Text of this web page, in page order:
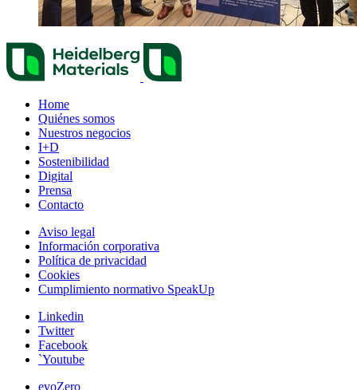
Home
Quiénes somos
Nuestros negocios
I+D
Sostenibilidad
Digital
Prensa
Contacto
Aviso legal
Información corporativa
Política de privacidad
Cookies
Cumplimiento normativo SpeakUp
Linkedin
Twitter
Facebook
`Youtube
evoZero